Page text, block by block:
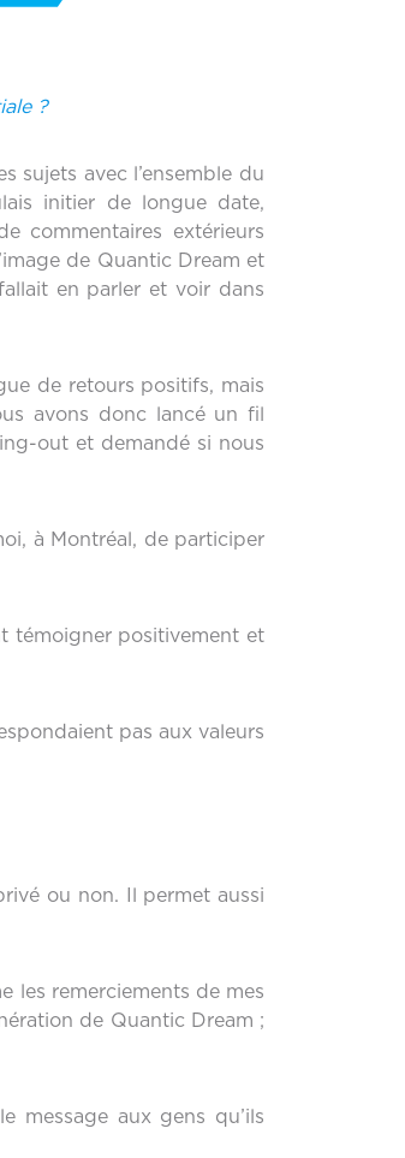
?
sujets avec l’ensemble du
initier de longue date,
commentaires extérieurs
de Quantic Dream et
en parler et voir dans
de retours positifs, mais
avons donc lancé un fil
out et demandé si nous
à Montréal, de participer
témoigner positivement et
pas aux valeurs
ou non. Il permet aussi
les remerciements de mes
de Quantic Dream ;
message aux gens qu’ils